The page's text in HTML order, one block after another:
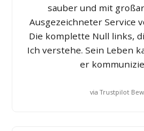
sauber und mit
Ausgezeichneter Service
Die komplette Null links,
Ich verstehe. Sein Leben
er
via Trustpilot